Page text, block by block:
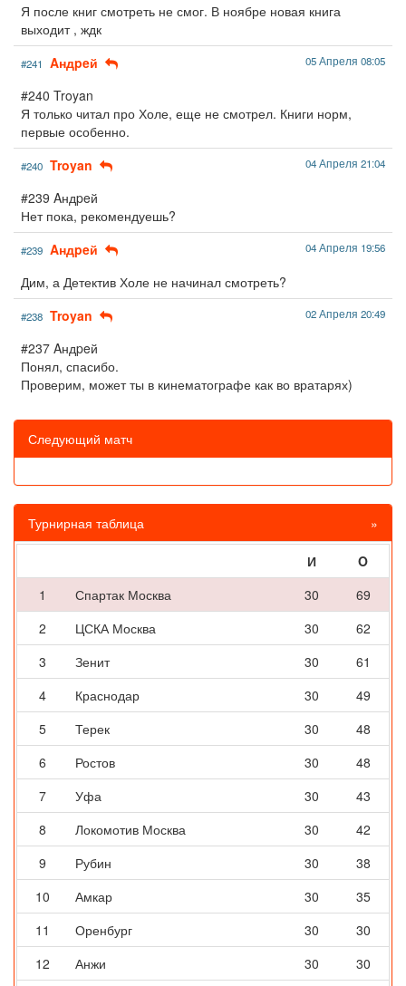
Я после книг смотреть не смог. В ноябре новая книга
выходит , ждк
#241 Aндpeй 05 Апреля 08:05
#240 Troyan
Я только читал про Холе, еще не смотрел. Книги норм,
первые особенно.
#240 Troyan 04 Апреля 21:04
#239 Aндpeй
Нет пока, рекомендуешь?
#239 Aндpeй 04 Апреля 19:56
Дим, а Детектив Холе не начинал смотреть?
#238 Troyan 02 Апреля 20:49
#237 Aндpeй
Понял, спасибо.
Проверим, может ты в кинематографе как во вратарях)
Следующий матч
Турнирная таблица »
И
O
1
Спартак Москва 30
69
2
ЦСКА Москва 30
62
3
Зенит 30
61
4
Краснодар 30
49
5
Терек 30
48
6
Ростов 30
48
7
Уфа 30
43
8
Локомотив Москва 30
42
9
Рубин 30
38
10
Амкар 30
35
11
Оренбург 30
30
12
Анжи 30
30